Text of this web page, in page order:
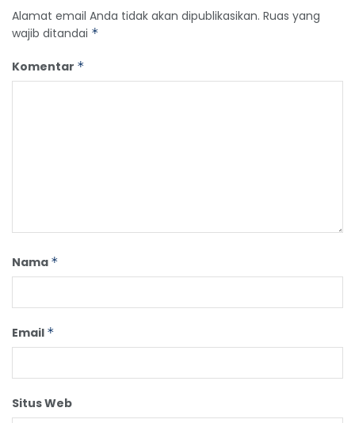
Alamat email Anda tidak akan dipublikasikan. Ruas yang
wajib ditandai *
Komentar *
Nama *
Email *
Situs Web